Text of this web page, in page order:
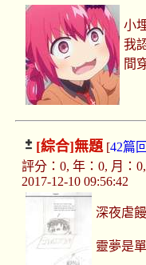
小
我
間
[綜合]無題[42篇
評分：0, 年：0, 月：
2017-12-10 09:56:42
深夜虐
靈夢是